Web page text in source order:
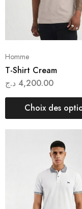
Homme
T-Shirt Cream
4,200.00 د.ج
Choix des